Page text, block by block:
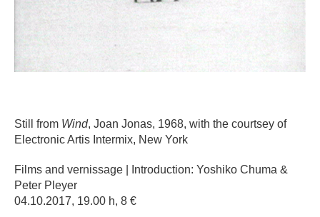
Still from Wind, Joan Jonas, 1968, with the courtsey of
Electronic Artis Intermix, New York
Films and vernissage | Introduction: Yoshiko Chuma &
Peter Pleyer
04.10.2017, 19.00 h, 8 €